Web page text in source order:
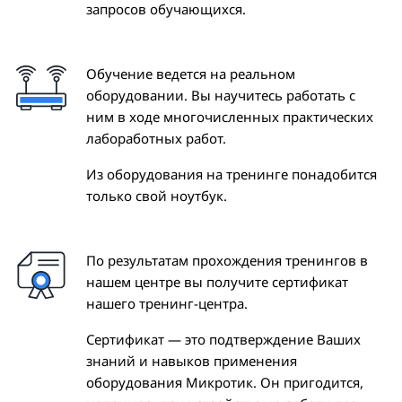
запросов обучающихся.
Обучение ведется на реальном
оборудовании. Вы научитесь работать с
ним в ходе многочисленных практических
лабоработных работ.
Из оборудования на тренинге понадобится
только свой ноутбук.
По результатам прохождения тренингов в
нашем центре вы получите сертификат
нашего тренинг-центра.
Сертификат — это подтверждение Ваших
знаний и навыков применения
оборудования Микротик. Он пригодится,